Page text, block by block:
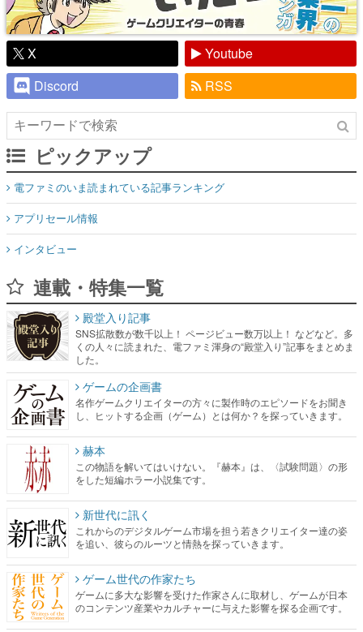
X
Youtube
Discord
RSS
ピックアップ
電ファミのいま読まれている記事ランキング
アプリセール情報
インタビュー
連載・特集一覧
殿堂入り記事
SNS拡散数が数千以上！ ページビュー数万以上！ などなど。多
くの人々に読まれた、電ファミ渾身の“殿堂入り”記事をまとめま
した。
ゲームの企画書
名作ゲームクリエイターの方々に製作時のエピソードをお聞き
し、ヒットする企画（ゲーム）とは何か？を探っていきます。
赫本
この物語を解いてはいけない。『赫本』は、〈試験問題〉の形
をした短編ホラー小説集です。
新世代に訊く
これからのデジタルゲーム市場を担う若きクリエイター達の姿
を追い、彼らのルーツと情熱を探っていきます。
ゲーム世代の作家たち
ゲームに多大な影響を受けた作家さんに取材し、ゲームが日本
のコンテンツ産業やカルチャーに与えた影響を探る企画です。